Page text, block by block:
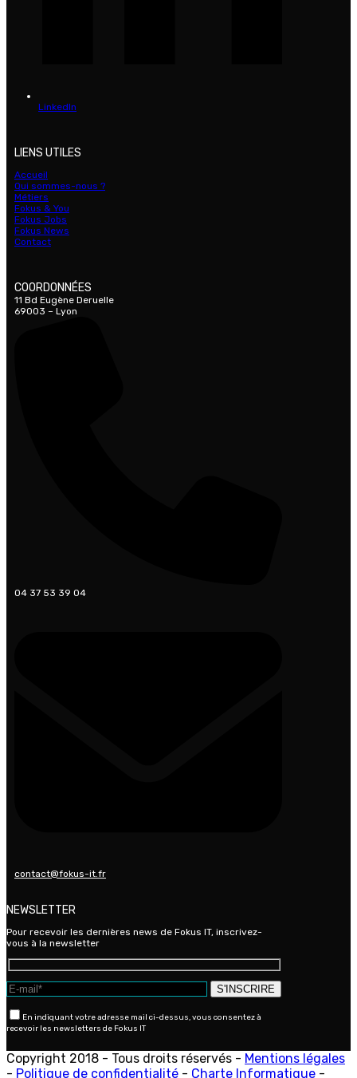
LinkedIn
LIENS UTILES
Accueil
Qui sommes-nous ?
Métiers
Fokus & You
Fokus Jobs
Fokus News
Contact
COORDONNÉES
11 Bd Eugène Deruelle
69003 – Lyon
04 37 53 39 04
contact@fokus-it.fr
NEWSLETTER
Pour recevoir les dernières news de Fokus IT, inscrivez-
vous à la newsletter
En indiquant votre adresse mail ci-dessus, vous consentez à
recevoir les newsletters de Fokus IT
Copyright 2018 - Tous droits réservés - Mentions légales
- Politique de confidentialité - Charte Informatique -